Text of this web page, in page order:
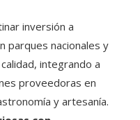
inversión a
parques nacionales y
integrando a
proveedoras en
y artesanía.